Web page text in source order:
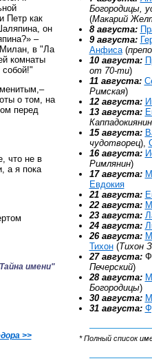
Петр как
он
–
в "Ла
комнаты
о том, на
перед
что не в
а я пока
имени"
>>
Богородицы,
(Макарий
8 августа:
9 августа:
Анфиса(
10 августа:
от 70-ти)
11 августа:
Римская)
12 августа:
13 августа:
Каппадокиянин
15 августа:
чудотворец),
16 августа:
Римлянин)
17 августа:
Евдокия
21 августа:
22 августа:
23 августа:
24 августа:
26 августа:
Тихон(Тихон
27 августа:
Печерский)
28 августа:
Богородицы)
30 августа:
31 августа:
* Полный список